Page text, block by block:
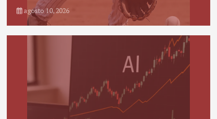
agosto 10, 2026